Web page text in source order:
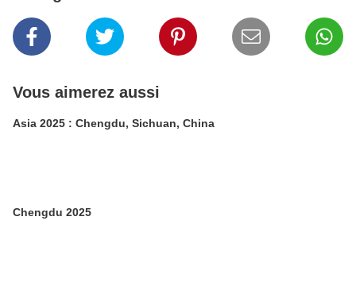
Vous aimerez aussi
Asia 2025 : Chengdu, Sichuan, China
Chengdu 2025